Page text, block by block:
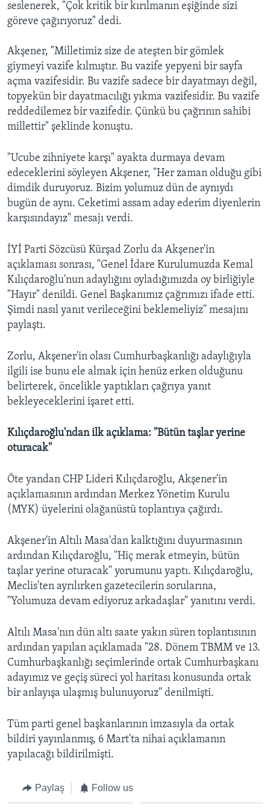
seslenerek, "Çok kritik bir kırılmanın eşiğinde sizi
göreve çağırıyoruz" dedi.
Akşener, "Milletimiz size de ateşten bir gömlek
giymeyi vazife kılmıştır. Bu vazife yepyeni bir sayfa
açma vazifesidir. Bu vazife sadece bir dayatmayı değil,
topyekün bir dayatmacılığı yıkma vazifesidir. Bu vazife
reddedilemez bir vazifedir. Çünkü bu çağrının sahibi
millettir" şeklinde konuştu.
"Ucube zihniyete karşı" ayakta durmaya devam
edeceklerini söyleyen Akşener, "Her zaman olduğu gibi
dimdik duruyoruz. Bizim yolumuz dün de aynıydı
bugün de aynı. Ceketimi assam aday ederim diyenlerin
karşısındayız" mesajı verdi.
İYİ Parti Sözcüsü Kürşad Zorlu da Akşener'in
açıklaması sonrası, ''Genel İdare Kurulumuzda Kemal
Kılıçdaroğlu'nun adaylığını oyladığımızda oy birliğiyle
"Hayır" denildi. Genel Başkanımız çağrımızı ifade etti.
Şimdi nasıl yanıt verileceğini beklemeliyiz'' mesajını
paylaştı.
Zorlu, Akşener'in olası Cumhurbaşkanlığı adaylığıyla
ilgili ise bunu ele almak için henüz erken olduğunu
belirterek, öncelikle yaptıkları çağrıya yanıt
bekleyeceklerini işaret etti.
Kılıçdaroğlu'ndan ilk açıklama: ''Bütün taşlar yerine
oturacak''
Öte yandan CHP Lideri Kılıçdaroğlu, Akşener'in
açıklamasının ardından Merkez Yönetim Kurulu
(MYK) üyelerini olağanüstü toplantıya çağırdı.
Akşener'in Altılı Masa'dan kalktığını duyurmasının
ardından Kılıçdaroğlu, ''Hiç merak etmeyin, bütün
taşlar yerine oturacak" yorumunu yaptı. Kılıçdaroğlu,
Meclis'ten ayrılırken gazetecilerin sorularına,
"Yolumuza devam ediyoruz arkadaşlar" yanıtını verdi.
Altılı Masa'nın dün altı saate yakın süren toplantısının
ardından yapılan açıklamada "28. Dönem TBMM ve 13.
Cumhurbaşkanlığı seçimlerinde ortak Cumhurbaşkanı
adayımız ve geçiş süreci yol haritası konusunda ortak
bir anlayışa ulaşmış bulunuyoruz" denilmişti.
Tüm parti genel başkanlarının imzasıyla da ortak
bildiri yayınlanmış, 6 Mart'ta nihai açıklamanın
yapılacağı bildirilmişti.
Paylaş Follow us